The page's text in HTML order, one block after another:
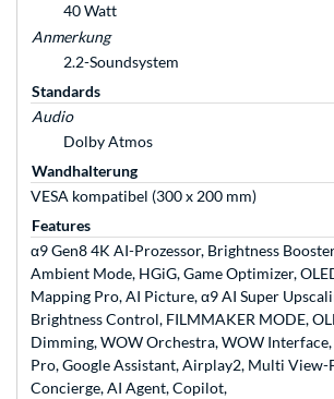
40 Watt
Anmerkung
2.2-Soundsystem
Standards
Audio
Dolby Atmos
Wandhalterung
VESA kompatibel (300 x 200 mm)
Features
α9 Gen8 4K AI-Prozessor, Brightness
Ambient Mode, HGiG, Game Optimizer,
Mapping Pro, AI Picture, α9 AI Super
Brightness Control, FILMMAKER MODE,
Dimming, WOW Orchestra, WOW Interface,
Pro, Google Assistant, Airplay2, Multi View-
Concierge, AI Agent, Copilot,